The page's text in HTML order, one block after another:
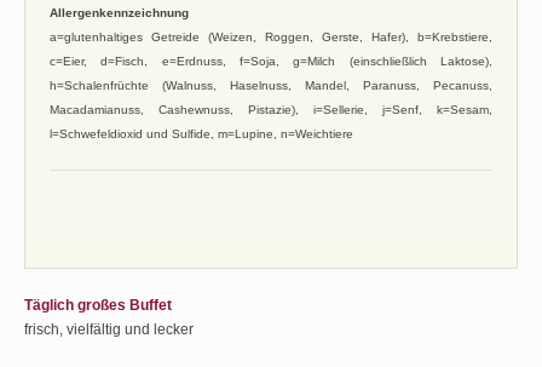
Allergenkennzeichnung
a=glutenhaltiges Getreide (Weizen, Roggen, Gerste, Hafer), b=Krebstiere,
c=Eier, d=Fisch, e=Erdnuss, f=Soja, g=Milch (einschließlich Laktose),
h=Schalenfrüchte (Walnuss, Haselnuss, Mandel, Paranuss, Pecanuss,
Macadamianuss, Cashewnuss, Pistazie), i=Sellerie, j=Senf, k=Sesam,
l=Schwefeldioxid und Sulfide, m=Lupine, n=Weichtiere
Täglich großes Buffet
frisch, vielfältig und lecker